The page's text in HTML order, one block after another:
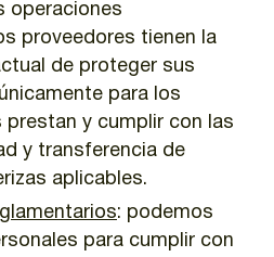
operaciones
proveedores tienen la
de proteger sus
para los
prestan y cumplir con las
y transferencia de
aplicables.
: podemos
para cumplir con